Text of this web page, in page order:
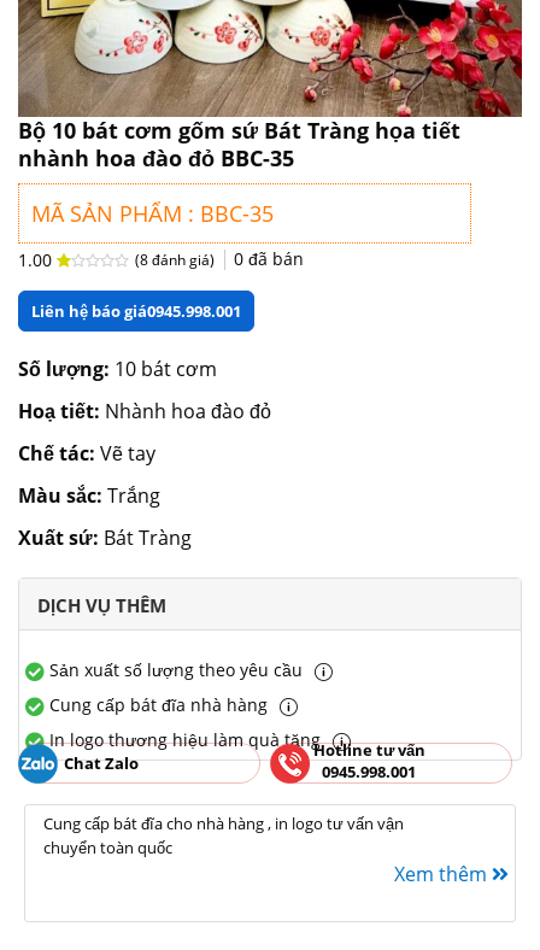
Bộ 10 bát cơm gốm sứ Bát Tràng họa tiết
nhành hoa đào đỏ BBC-35
MÃ SẢN PHẨM : BBC-35
1.00
5
giá
(8đánh giá) 0đã bán
Liên hệ báo giá0945.998.001
Số lượng: 10 bát cơm
Hoạ tiết: Nhành hoa đào đỏ
Chế tác: Vẽ tay
Màu sắc: Trắng
Xuất sứ: Bát Tràng
DỊCH VỤ THÊM
Sản xuất số lượng theo yêu cầu
Cung cấp bát đĩa nhà hàng
In logo thương hiệu làm quà tặng
Chat Zalo
Hotline tư vấn
0945.998.001
Cung cấp bát đĩa cho nhà hàng , in logo tư vấn vận
chuyển toàn quốc
Xem thêm